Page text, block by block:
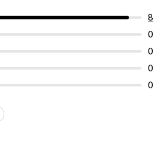
8
0
0
0
0